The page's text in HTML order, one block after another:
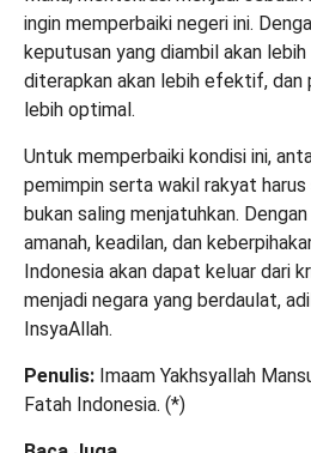
ingin memperbaiki negeri ini.
keputusan yang diambil akan
diterapkan akan lebih efektif, dan
lebih optimal.
Untuk memperbaiki kondisi ini,
pemimpin serta wakil rakyat
bukan saling menjatuhkan.
amanah, keadilan, dan
Indonesia akan dapat keluar dari
menjadi negara yang berdaulat,
InsyaAllah.
Penulis: Imaam Yakhsyallah
Fatah Indonesia. (*)